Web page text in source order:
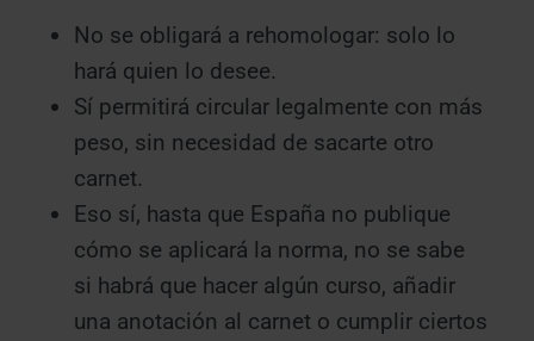
No se obligará a rehomologar: solo lo
hará quien lo desee.
Sí permitirá circular legalmente con más
peso, sin necesidad de sacarte otro
carnet.
Eso sí, hasta que España no publique
cómo se aplicará la norma, no se sabe
si habrá que hacer algún curso, añadir
una anotación al carnet o cumplir ciertos